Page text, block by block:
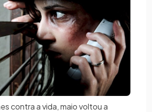
contra a vida, maio voltou a